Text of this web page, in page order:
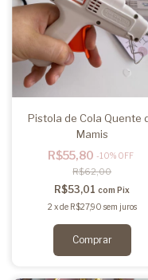
Pistola de Cola Quente
Mamis
R$55,80 -10% OFF
R$62,00
R$53,01com Pix
2 xde R$27,90 sem juros